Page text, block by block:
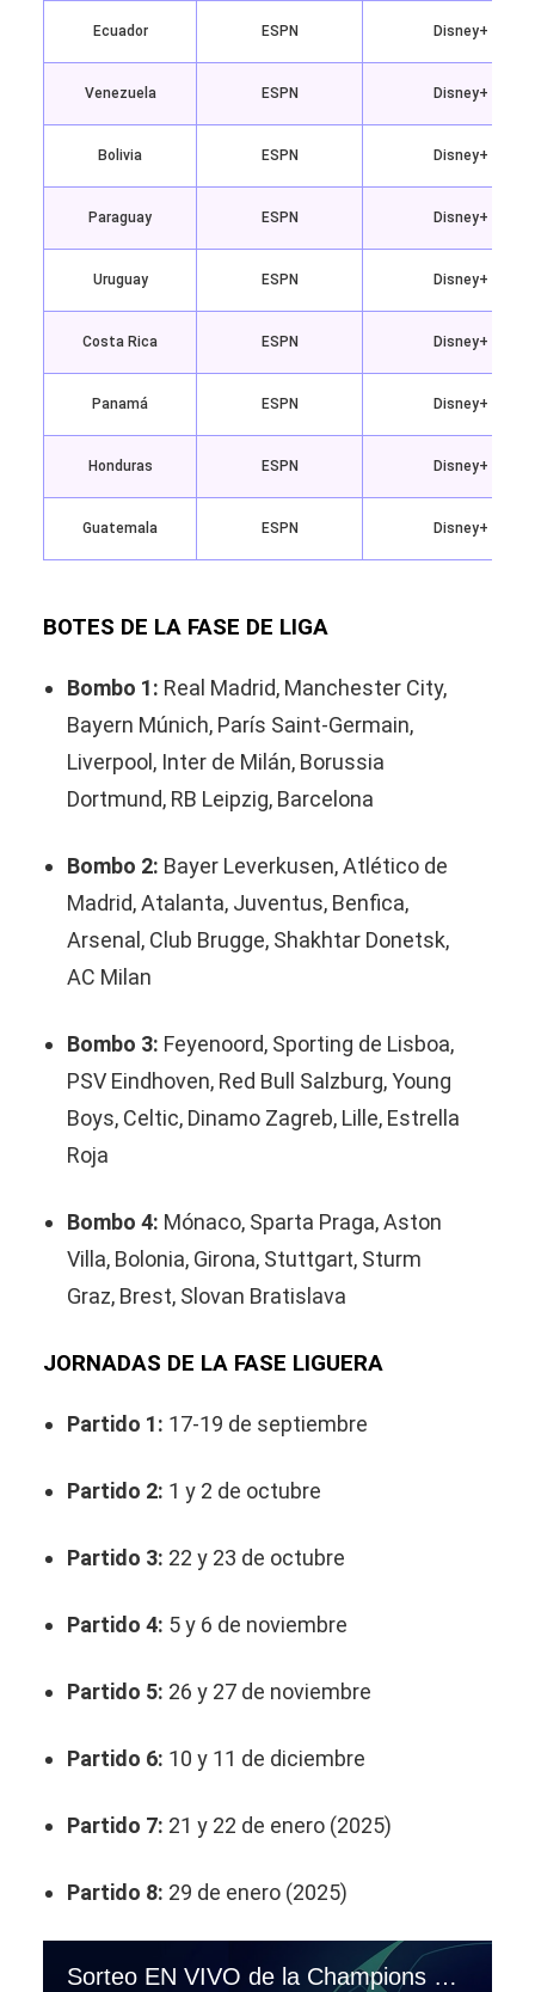
Ecuador ESPN Disney+
Venezuela ESPN Disney+
Bolivia ESPN Disney+
Paraguay ESPN Disney+
Uruguay ESPN Disney+
Costa Rica ESPN Disney+
Panamá ESPN Disney+
Honduras ESPN Disney+
Guatemala ESPN Disney+
BOTES DE LA FASE DE LIGA
Bombo 1: Real Madrid, Manchester City,
Bayern Múnich, París Saint-Germain,
Liverpool, Inter de Milán, Borussia
Dortmund, RB Leipzig, Barcelona
Bombo 2: Bayer Leverkusen, Atlético de
Madrid, Atalanta, Juventus, Benfica,
Arsenal, Club Brugge, Shakhtar Donetsk,
AC Milan
Bombo 3: Feyenoord, Sporting de Lisboa,
PSV Eindhoven, Red Bull Salzburg, Young
Boys, Celtic, Dinamo Zagreb, Lille, Estrella
Roja
Bombo 4: Mónaco, Sparta Praga, Aston
Villa, Bolonia, Girona, Stuttgart, Sturm
Graz, Brest, Slovan Bratislava
JORNADAS DE LA FASE LIGUERA
Partido 1: 17-19 de septiembre
Partido 2: 1 y 2 de octubre
Partido 3: 22 y 23 de octubre
Partido 4: 5 y 6 de noviembre
Partido 5: 26 y 27 de noviembre
Partido 6: 10 y 11 de diciembre
Partido 7: 21 y 22 de enero (2025)
Partido 8: 29 de enero (2025)
Sorteo EN VIVO de la Champions League 2024-25: transmisión con Cristiano Ronaldo. (Video: UEFA)